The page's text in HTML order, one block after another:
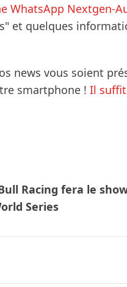
WhatsApp Nextgen-
et quelques
news vous soient
smartphone ! Il
Racing fera le
Series